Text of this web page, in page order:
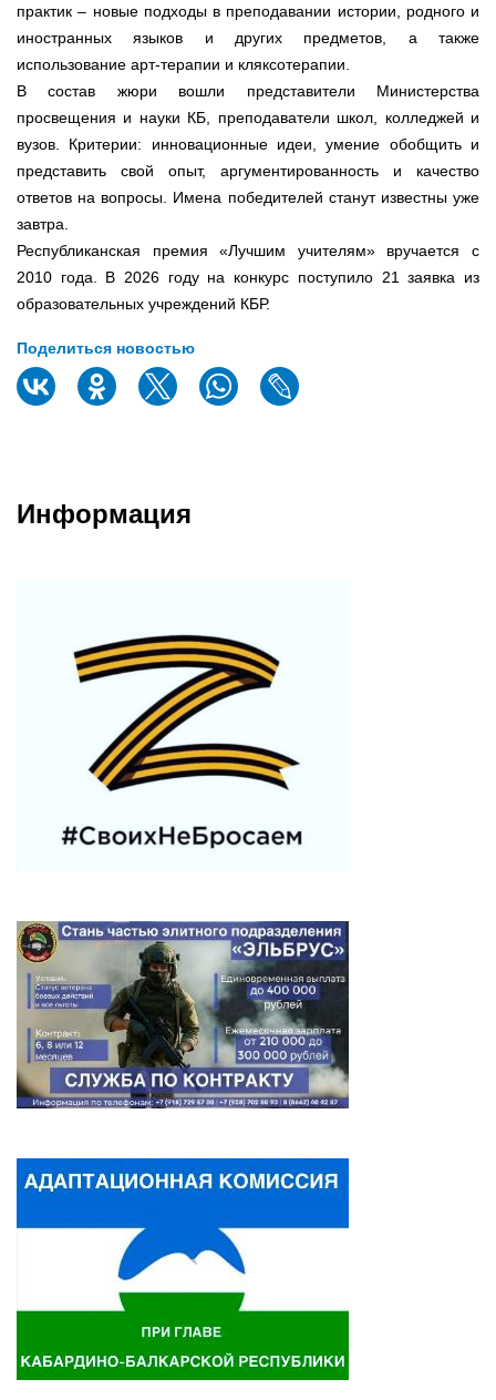
практик – новые подходы в преподавании истории, родного и
иностранных языков и других предметов, а также
использование арт-терапии и кляксотерапии.
В состав жюри вошли представители Министерства
просвещения и науки КБ, преподаватели школ, колледжей и
вузов. Критерии: инновационные идеи, умение обобщить и
представить свой опыт, аргументированность и качество
ответов на вопросы. Имена победителей станут известны уже
завтра.
Республиканская премия «Лучшим учителям» вручается с
2010 года. В 2026 году на конкурс поступило 21 заявка из
образовательных учреждений КБР.
Поделиться новостью
Информация